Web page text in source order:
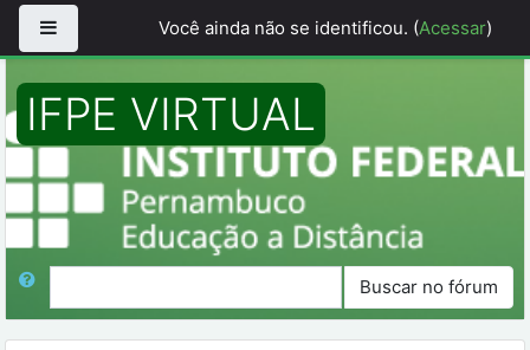
Ir para o conteúdo principal
Painel lateralVocê ainda não se identificou. (Acessar)
IFPE VIRTUAL
Página inicial Páginas do site
Notícias
IFPE abre inscrições para profissionais do
Programa Universidade Aberta do Brasil
Buscar
Buscar no fórum